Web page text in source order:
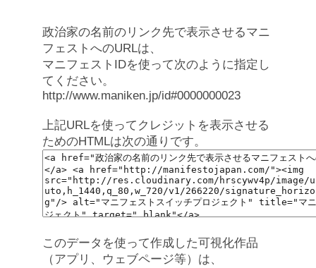
政治家の名前のリンク先で表示させるマニ
フェストへのURLは、
マニフェストIDを使って次のように指定し
てください。
http://www.maniken.jp/id#0000000023
上記URLを使ってクレジットを表示させる
ためのHTMLは次の通りです。
このデータを使って作成した可視化作品
（アプリ、ウェブページ等）は、